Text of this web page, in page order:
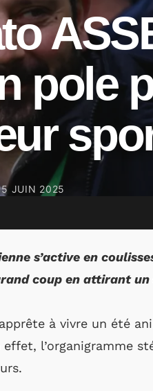
pole
JUIN 2025
s’active en
coup en attirant un
à vivre un été
l’organigramme